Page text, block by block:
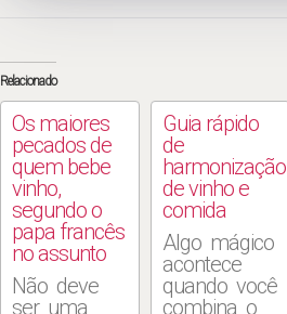
Relacionado
Os maiores
pecados de
quem bebe
vinho,
segundo o
papa francês
no assunto
Não deve
ser uma
Guia rápido
de
harmonização
de vinho e
comida
Algo mágico
acontece
quando você
combina o